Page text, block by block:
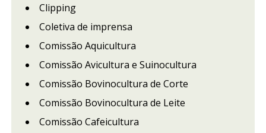
Clipping
Coletiva de imprensa
Comissão Aquicultura
Comissão Avicultura e Suinocultura
Comissão Bovinocultura de Corte
Comissão Bovinocultura de Leite
Comissão Cafeicultura